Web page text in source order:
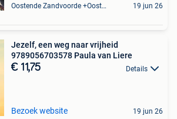
Oostende Zandvoorde +Oostende 19 jun 26
Jezelf, een weg naar vrijheid
9789056703578 Paula van Liere
€ 11,75 Details
Bezoek website 19 jun 26